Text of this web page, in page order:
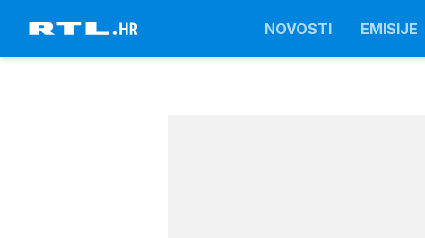
NOVOSTI EMISIJE